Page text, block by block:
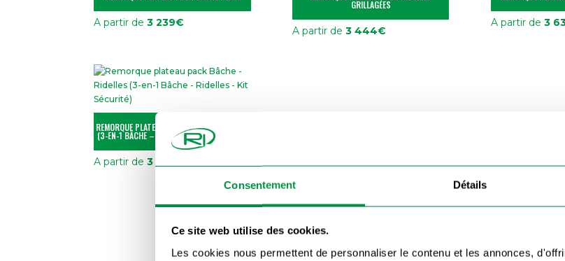
Consentement Détails
Ce site web utilise des cookies.
Les cookies nous permettent de personnaliser le contenu et les annonces,
A partir de 3 239€
GRILLAGÉES
A partir de 3 444€
A partir de 3
REMORQUE PLATEAU PACK BÂCHE – RIDELLES
(3-EN-1 BÂCHE – RIDELLES – KIT SÉCURITÉ)
A partir de 3 924